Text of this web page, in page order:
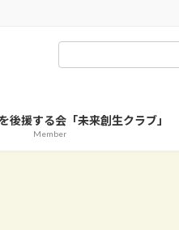
後援する会「未来創生クラブ」
Member